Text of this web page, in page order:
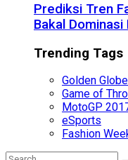
Prediksi Tren
Bakal Dominasi
Trending Tags
Golden
Game of
MotoGP
eSports
Fashion